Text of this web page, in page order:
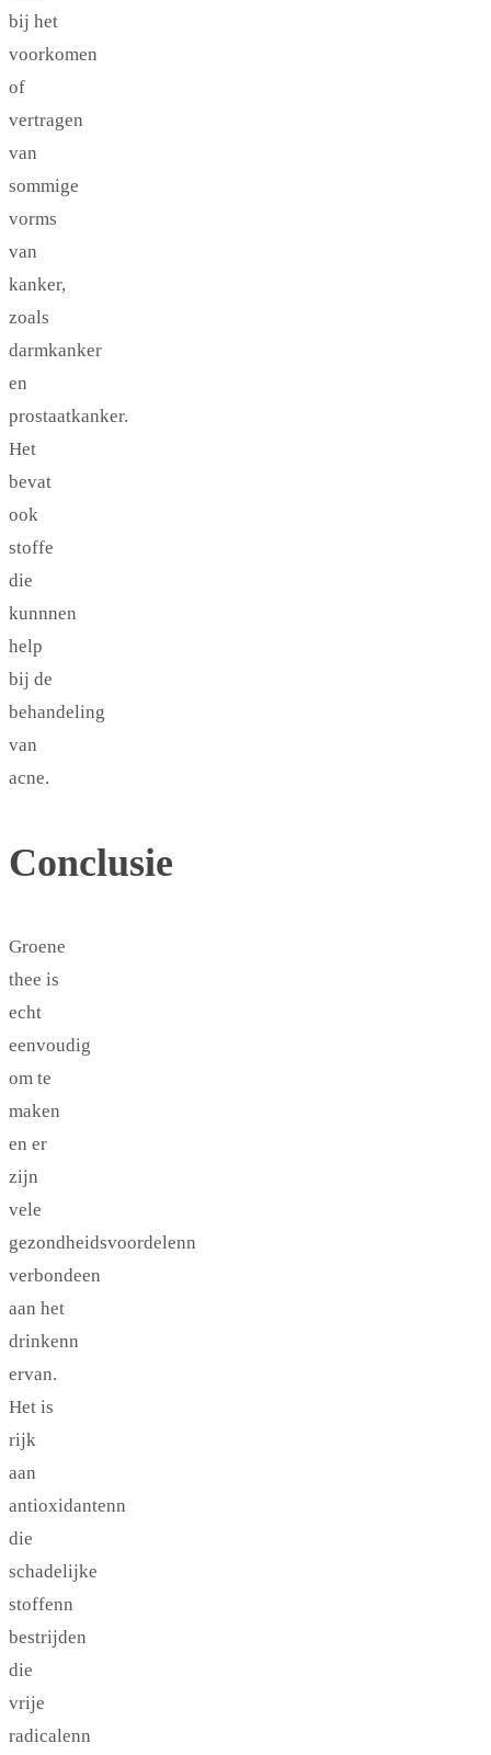
bij het
voorkomen
of
vertragen
van
sommige
vorms
van
kanker,
zoals
darmkanker
en
prostaatkanker.
Het
bevat
ook
stoffe
die
kunnnen
help
bij de
behandeling
van
acne.
Conclusie
Groene
thee is
echt
eenvoudig
om te
maken
en er
zijn
vele
gezondheidsvoordelenn
verbondeen
aan het
drinkenn
ervan.
Het is
rijk
aan
antioxidantenn
die
schadelijke
stoffenn
bestrijden
die
vrije
radicalenn